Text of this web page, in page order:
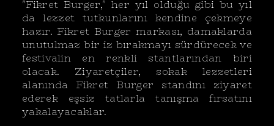
"Fikret Burger," her yıl olduğu gibi bu yıl
da lezzet tutkunlarını kendine çekmeye
hazır. Fikret Burger markası, damaklarda
unutulmaz bir iz bırakmayı sürdürecek ve
festivalin en renkli stantlarından biri
olacak. Ziyaretçiler, sokak lezzetleri
alanında Fikret Burger standını ziyaret
ederek eşsiz tatlarla tanışma fırsatını
yakalayacaklar.